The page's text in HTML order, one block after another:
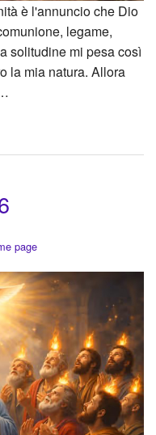
è l'annuncio che Dio
legame,
solitudine mi pesa così
la mia natura. Allora
page